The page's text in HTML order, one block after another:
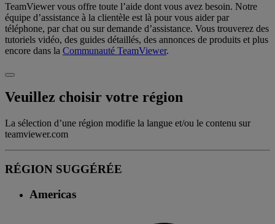
TeamViewer vous offre toute l’aide dont vous avez besoin. Notre
équipe d’assistance à la clientèle est là pour vous aider par
téléphone, par chat ou sur demande d’assistance. Vous trouverez des
tutoriels vidéo, des guides détaillés, des annonces de produits et plus
encore dans la Communauté TeamViewer.
Veuillez choisir votre région
La sélection d’une région modifie la langue et/ou le contenu sur
teamviewer.com
RÉGION SUGGÉRÉE
Americas